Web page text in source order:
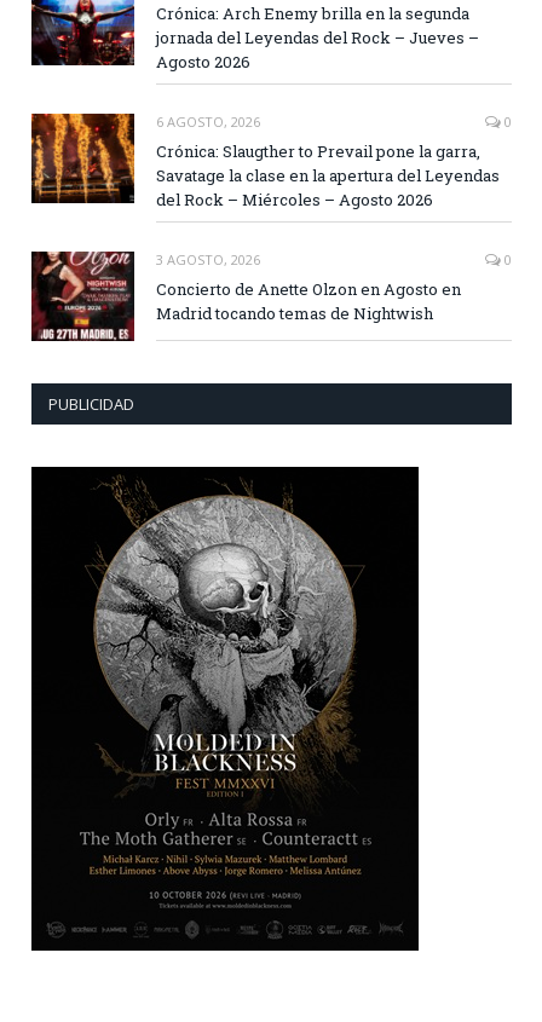
Crónica: Arch Enemy brilla en la segunda
jornada del Leyendas del Rock – Jueves –
Agosto 2026
6 AGOSTO, 2026 0
Crónica: Slaugther to Prevail pone la garra,
Savatage la clase en la apertura del Leyendas
del Rock – Miércoles – Agosto 2026
3 AGOSTO, 2026 0
Concierto de Anette Olzon en Agosto en
Madrid tocando temas de Nightwish
PUBLICIDAD